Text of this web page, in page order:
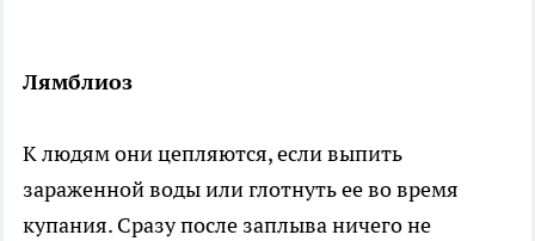
Лямблиоз
К людям они цепляются, если выпить
зараженной воды или глотнуть ее во время
купания. Сразу после заплыва ничего не